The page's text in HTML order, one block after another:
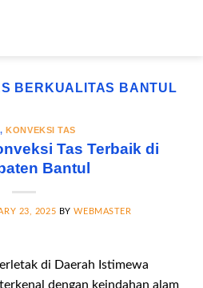
BERKUALITAS BANTUL
,KONVEKSI TAS
Tas Terbaik di
Bantul
23, 2025 BYWEBMASTER
di Daerah Istimewa
dengan keindahan alam